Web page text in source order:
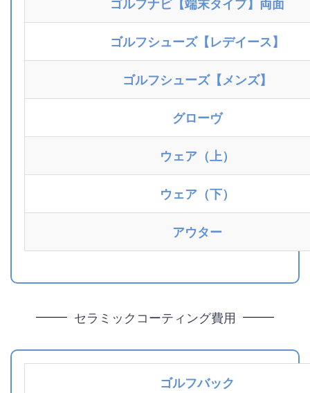
ゴルフシューズ【レデイース】
ゴルフシューズ【メンズ】
グローヴ
ウェア（上）
ウェア（下）
アウター
セラミックコーティング費用
ゴルフバック